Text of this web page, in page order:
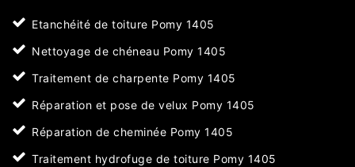
Etanchéité de toiture Pomy 1405
Nettoyage de chéneau Pomy 1405
Traitement de charpente Pomy 1405
Réparation et pose de velux Pomy 1405
Réparation de cheminée Pomy 1405
Traitement hydrofuge de toiture Pomy 1405